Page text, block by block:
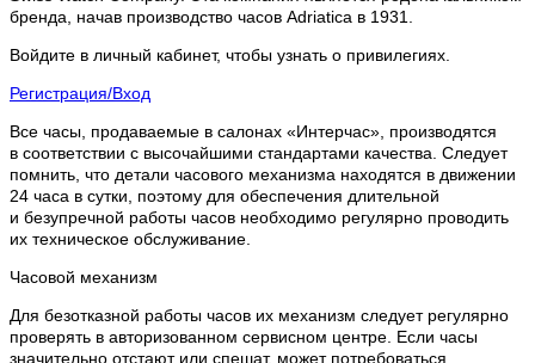
бренда, начав производство часов Adriatica в 1931.
Войдите в личный кабинет, чтобы узнать о привилегиях.
Регистрация/Вход
Все часы, продаваемые в салонах «Интерчас», производятся
в соответствии с высочайшими стандартами качества. Следует
помнить, что детали часового механизма находятся в движении
24 часа в сутки, поэтому для обеспечения длительной
и безупречной работы часов необходимо регулярно проводить
их техническое обслуживание.
Часовой механизм
Для безотказной работы часов их механизм следует регулярно
проверять в авторизованном сервисном центре. Если часы
значительно отстают или спешат, может потребоваться